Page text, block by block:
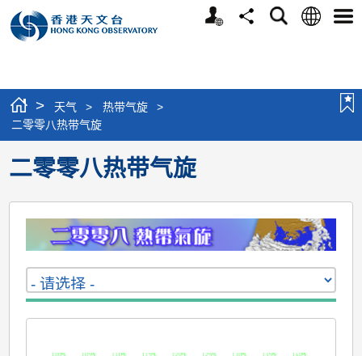
个
分
搜
语
选
> 天气 > 热带气旋
>
二零零八热带气旋
二零零八热带气旋